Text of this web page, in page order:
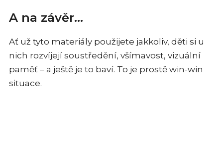
A na závěr…
Ať už tyto materiály použijete jakkoliv, děti si u
nich rozvíjejí soustředění, všímavost, vizuální
paměť – a ještě je to baví. To je prostě win-win
situace.